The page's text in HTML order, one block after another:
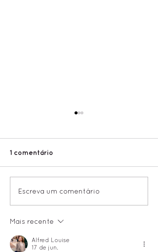
[OPEN CALLS]
Inscrições abertas
Festival ECRÃ!
1 comentário
Escreva um comentário
Mais recente
Alfred Louise
17 de jun.